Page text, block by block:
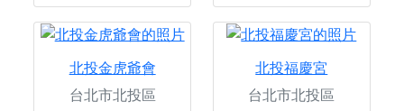
北投金虎爺會
台北市北投區
北投福慶宮
台北市北投區